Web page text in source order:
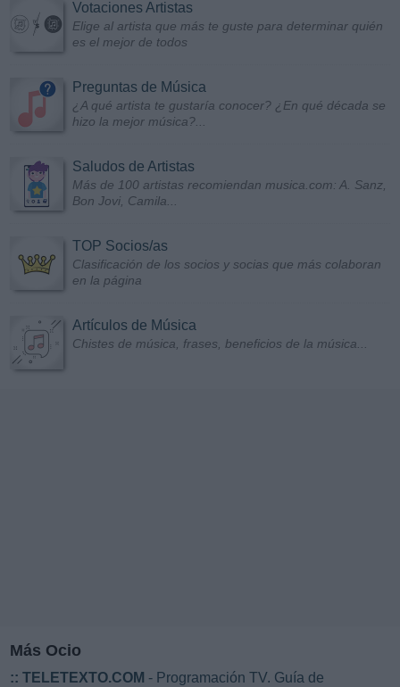
Votaciones Artistas
Elige al artista que más te guste para determinar quién
es el mejor de todos
Preguntas de Música
¿A qué artista te gustaría conocer? ¿En qué década se
hizo la mejor música?...
Saludos de Artistas
Más de 100 artistas recomiendan musica.com: A. Sanz,
Bon Jovi, Camila...
TOP Socios/as
Clasificación de los socios y socias que más colaboran
en la página
Artículos de Música
Chistes de música, frases, beneficios de la música...
Más Ocio
:: TELETEXTO.COM - Programación TV. Guía de